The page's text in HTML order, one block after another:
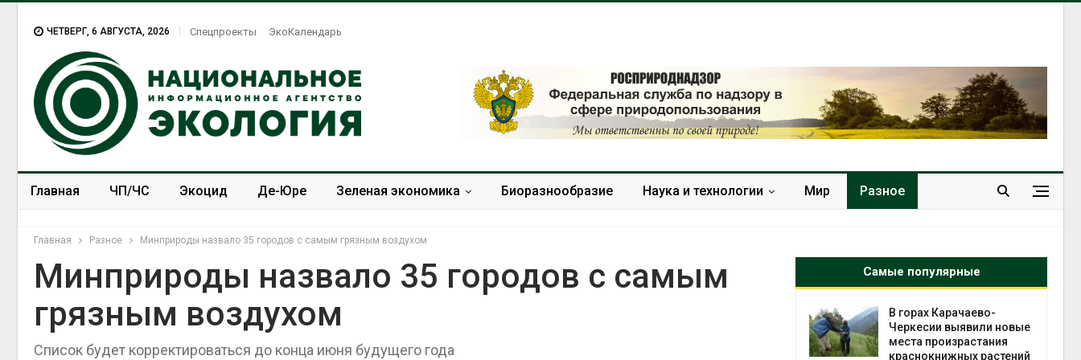
ЧЕТВЕРГ, 6 АВГУСТА, 2026 Спецпроекты ЭкоКалендарь
Главная ЧП/ЧС Экоцид Де-Юре Зеленая экономика Биоразнообразие Наука и технологии Мир Разное
Главная Разное Минприроды назвало 35 городов с самым грязным воздухом
Минприроды назвало 35 городов с самым
грязным воздухом
Список будет корректироваться до конца июня будущего года
Самые популярные
химикатов после пожара
В горах Карачаево-
Черкесии выявили новые
места произрастания
краснокнижных растений